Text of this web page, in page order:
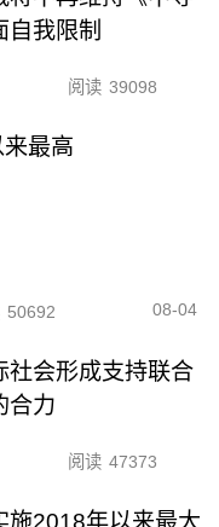
自我限制
阅读 39098
最高
50692 08-04
社会形成支持联合
合力
阅读 47373
施2018年以来最大